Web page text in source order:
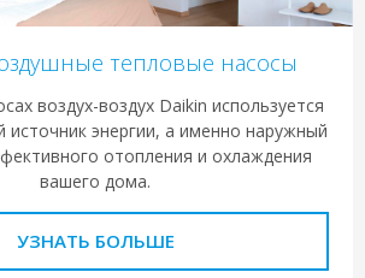
тепловые насосы
воздух-воздух Daikin используется
энергии, а именно наружный
отопления и охлаждения
вашего дома.
УЗНАТЬ БОЛЬШЕ